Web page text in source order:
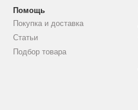
Помощь
Покупка и доставка
Статьи
Подбор товара